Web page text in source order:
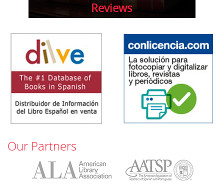
Reviews
Our Partners